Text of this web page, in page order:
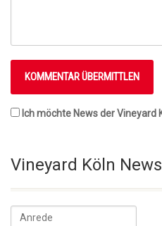
Ich möchte News der Vineyard
Vineyard Köln